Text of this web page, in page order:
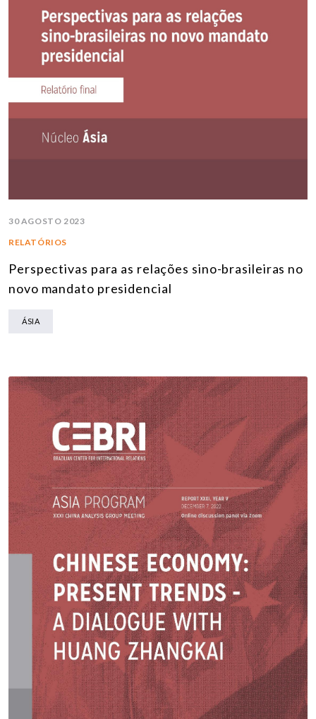
30 AGOSTO 2023
RELATÓRIOS
Perspectivas para as relações sino-brasileiras no
novo mandato presidencial
ÁSIA